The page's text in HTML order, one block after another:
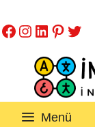
atla
Facebook
Instagram
LinkedIn
Menü